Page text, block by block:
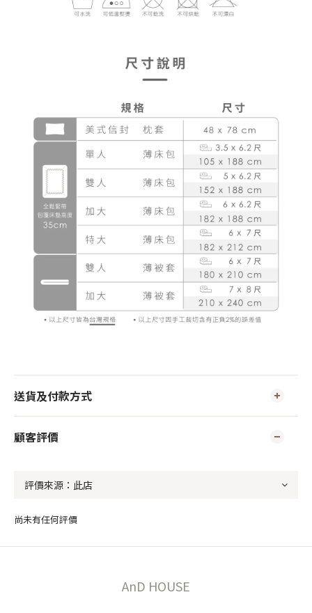
送貨及付款方式
顧客評價
尚未有任何評價
AnD HOUSE